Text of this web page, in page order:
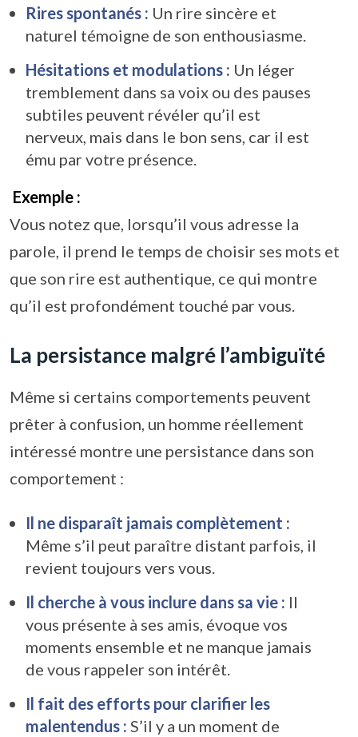
Rires spontanés : Un rire sincère et
naturel témoigne de son enthousiasme.
Hésitations et modulations : Un léger
tremblement dans sa voix ou des pauses
subtiles peuvent révéler qu’il est
nerveux, mais dans le bon sens, car il est
ému par votre présence.
Exemple :
Vous notez que, lorsqu’il vous adresse la
parole, il prend le temps de choisir ses mots et
que son rire est authentique, ce qui montre
qu’il est profondément touché par vous.
La persistance malgré l’ambiguïté
Même si certains comportements peuvent
prêter à confusion, un homme réellement
intéressé montre une persistance dans son
comportement :
Il ne disparaît jamais complètement :
Même s’il peut paraître distant parfois, il
revient toujours vers vous.
Il cherche à vous inclure dans sa vie : Il
vous présente à ses amis, évoque vos
moments ensemble et ne manque jamais
de vous rappeler son intérêt.
Il fait des efforts pour clarifier les
malentendus : S’il y a un moment de